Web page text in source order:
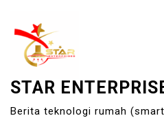
STAR
Berita teknologi rumah